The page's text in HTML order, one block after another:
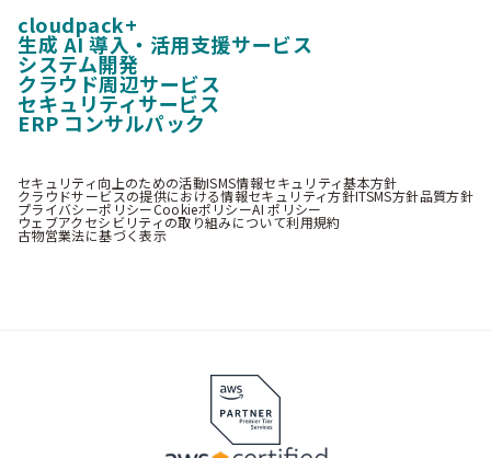
cloudpack+
生成 AI 導入・活用支援サービス
システム開発
クラウド周辺サービス
セキュリティサービス
ERP コンサルパック
セキュリティ向上のための活動ISMS情報セキュリティ基本方針
クラウドサービスの提供における情報セキュリティ方針ITSMS方針品質方針
プライバシーポリシーCookieポリシーAI ポリシー
ウェブアクセシビリティの取り組みについて利用規約
古物営業法に基づく表示